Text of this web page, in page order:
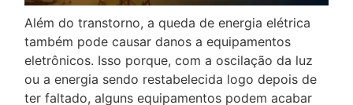
Além do transtorno, a queda de energia elétrica
também pode causar danos a equipamentos
eletrônicos. Isso porque, com a oscilação da luz
ou a energia sendo restabelecida logo depois de
ter faltado, alguns equipamentos podem acabar